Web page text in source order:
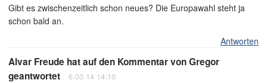
Gibt es zwischenzeitlich schon neues? Die Europawahl steht ja
schon bald an.
Antworten
Alvar Freude hat auf den Kommentar von Gregor
geantwortet
6.03.14 14:10